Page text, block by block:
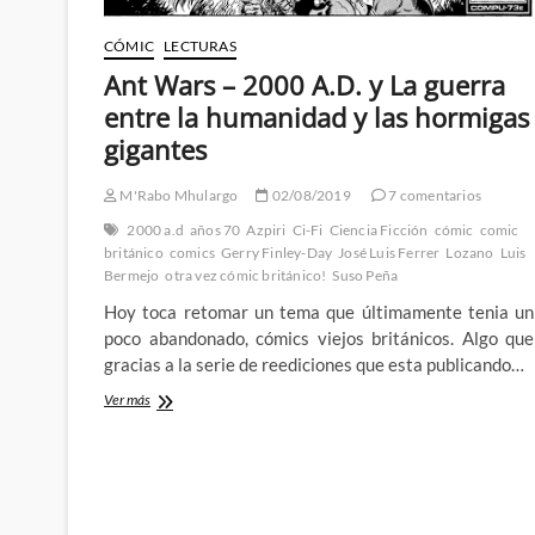
CÓMIC LECTURAS
Ant Wars – 2000 A.D. y La guerra
entre la humanidad y las hormigas
gigantes
M'Rabo Mhulargo 02/08/2019
7 comentarios
2000 a.d años 70 Azpiri Ci-Fi Ciencia Ficción cómic comic
británico comics Gerry Finley-Day José Luis Ferrer Lozano Luis
Bermejo otra vez cómic británico! Suso Peña
Hoy toca retomar un tema que últimamente tenia un
poco abandonado, cómics viejos británicos. Algo que
gracias a la serie de reediciones que esta publicando…
Ver másAnt